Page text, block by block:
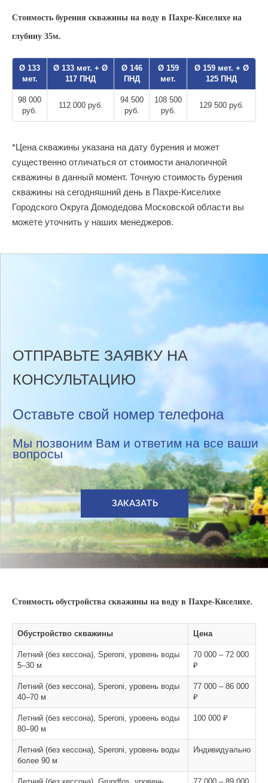
Стоимость бурения скважины на воду в Пахре-Киселихе на
глубину 35м.
Ø 133
мет.
Ø 133 мет. + Ø
117 ПНД
Ø 146
ПНД
Ø 159
мет.
Ø 159 мет. + Ø
125 ПНД
98 000
руб.
112 000 руб.
94 500
руб.
108 500
руб.
129 500 руб.
*Цена скважины указана на дату бурения и может
существенно отличаться от стоимости аналогичной
скважины в данный момент. Точную стоимость бурения
скважины на сегодняшний день в Пахре-Киселихе
Городского Округа Домодедова Московской области вы
можете уточнить у наших менеджеров.
ОТПРАВЬТЕ ЗАЯВКУ НА
КОНСУЛЬТАЦИЮ
Оставьте свой номер телефона
Мы позвоним Вам и ответим на все ваши
вопросы
ЗАКАЗАТЬ
Стоимость обустройства скважины на воду в Пахре-Киселихе.
Обустройство скважины Цена
Летний (без кессона), Speroni, уровень воды
5–30 м
70 000 – 72 000
₽
Летний (без кессона), Speroni, уровень воды
40–70 м
77 000 – 86 000
₽
Летний (без кессона), Speroni, уровень воды
80–90 м
100 000 ₽
Летний (без кессона), Speroni, уровень воды
более 90 м
Индивидуально
Летний (без кессона), Grundfos, уровень 77 000 – 89 000